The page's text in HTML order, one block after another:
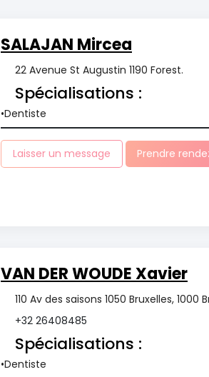
SALAJAN Mircea
22 Avenue St Augustin 1190 Forest.
Spécialisations :
Dentiste
Laisser un message Prendre
VAN DER WOUDE Xavier
110 Av des saisons 1050 Bruxelles, 1000
+32 26408485
Spécialisations :
Dentiste